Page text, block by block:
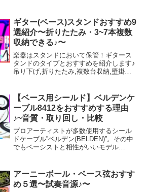
を紹介♪ストラップを固定すれば、どれだ
け暴れても大丈夫！備えあれば憂いな
し！ご自身のベースもこの機会にちょっ
と改造してみましょう♪
ギター(ベース)スタンドおすすめ9
選紹介〜折りたたみ・3~7本複数
収納できる♪〜
楽器はスタンドにおいて保管！ギタース
タンドのタイプとおすすめを紹介します♪
吊り下げ,折りたたみ,複数台収納,壁掛け
ましょう！ギター用とベース用の違いは
特にないのでどちらにも使えるものを紹
介しています♪
【ベース用シールド】ベルデンケ
ーブル8412をおすすめする理由
♪~音質・取り回し・比較
プロアーティストが多数使用するシール
ドケーブル”ベルデン(BELDEN)”。その中
でもベーシストと相性がいいモデル
ぴったりのモデルを紹介します。他のモ
デル”9395”と”9778”との比較して紹介しま
す♪
アーニーボール・ベース弦おすす
め５選〜試奏音源♪〜